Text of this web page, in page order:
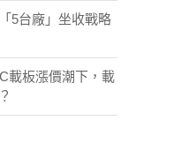
5台廠」坐收戰略
載板漲價潮下，載